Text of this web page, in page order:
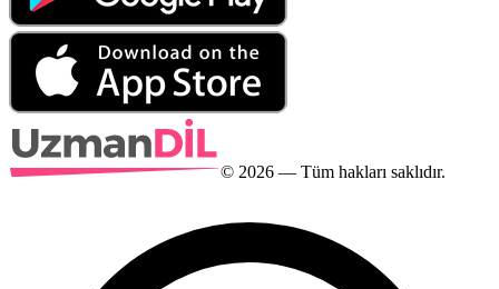
© 2026 — Tüm hakları saklıdır.